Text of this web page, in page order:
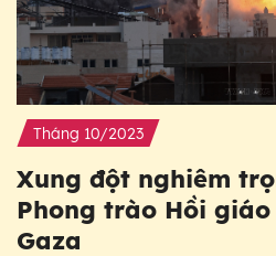
Tháng 10/2023
Xung đột nghiêm
Phong trào Hồi
Gaza